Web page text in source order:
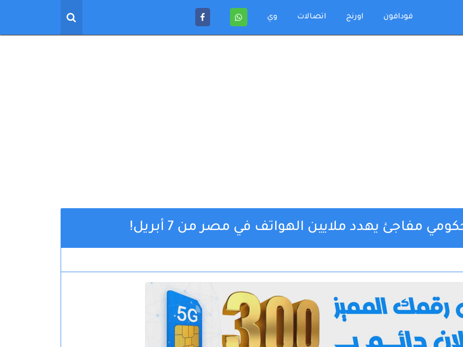
فودافون اورنج اتصالات وي
مفاجئ يهدد ملايين الهواتف في مصر من 7 أبريل!